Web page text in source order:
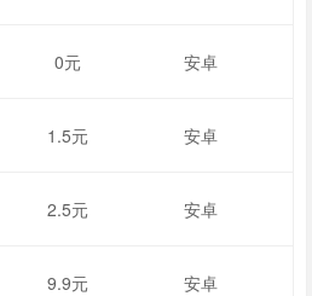
0元 安卓
1.5元 安卓
2.5元 安卓
9.9元 安卓